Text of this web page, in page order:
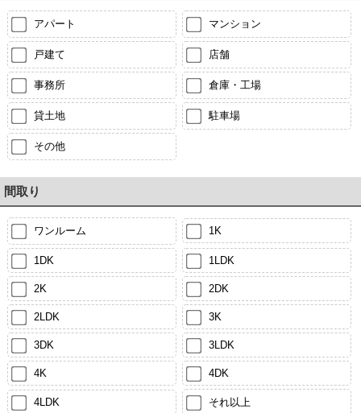
アパート マンション
戸建て 店舗
事務所 倉庫・工場
貸土地 駐車場
その他
間取り
ワンルーム 1K
1DK 1LDK
2K 2DK
2LDK 3K
3DK 3LDK
4K 4DK
4LDK それ以上